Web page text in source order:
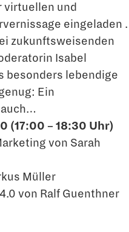
virtuellen und
eingeladen .
zukunftsweisenden
Isabel
besonders lebendige
Ein
(17:00 – 18:30 Uhr)
von Sarah
Müller
von Ralf Guenthner